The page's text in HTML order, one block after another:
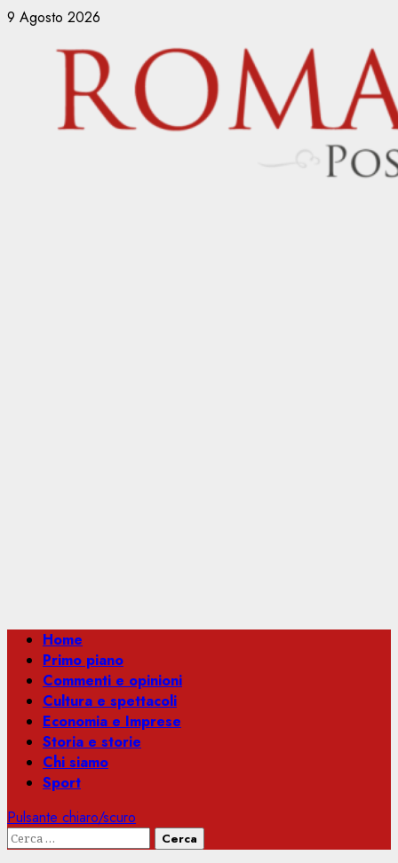
Vai
contenuto
9 Agosto 2026
Menu
principale
Home
Primo piano
Commenti e opinioni
Cultura e spettacoli
Economia e Imprese
Storia e storie
Chi siamo
Sport
Pulsante chiaro/scuro
Ricerca